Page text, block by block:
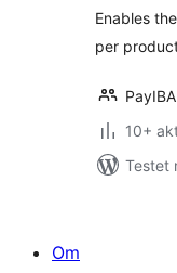
Enables
per
10+
Testet
Om